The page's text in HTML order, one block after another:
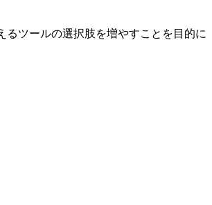
ツールの選択肢を増やすことを目的に